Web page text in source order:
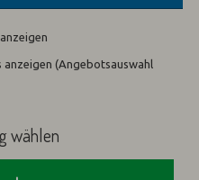
(Angebotsauswahl
wählen